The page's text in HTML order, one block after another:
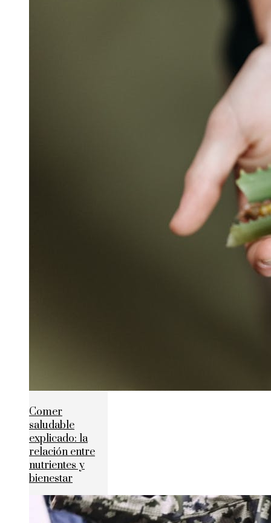
Comer
saludable
explicado: la
relación entre
nutrientes y
bienestar